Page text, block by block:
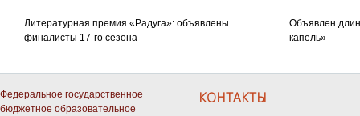
Литературная премия «Радуга»: объявлены
финалисты 17-го сезона
Объявлен
капель»
Федеральное государственное
бюджетное образовательное
КОНТАКТЫ